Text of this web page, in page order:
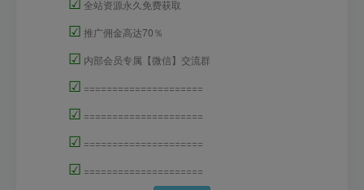
全站资源永久免费获取
☑ 推广佣金高达70％
☑ 内部会员专属【微信】交流群
☑ =====================
☑ =====================
☑ =====================
☑ =====================